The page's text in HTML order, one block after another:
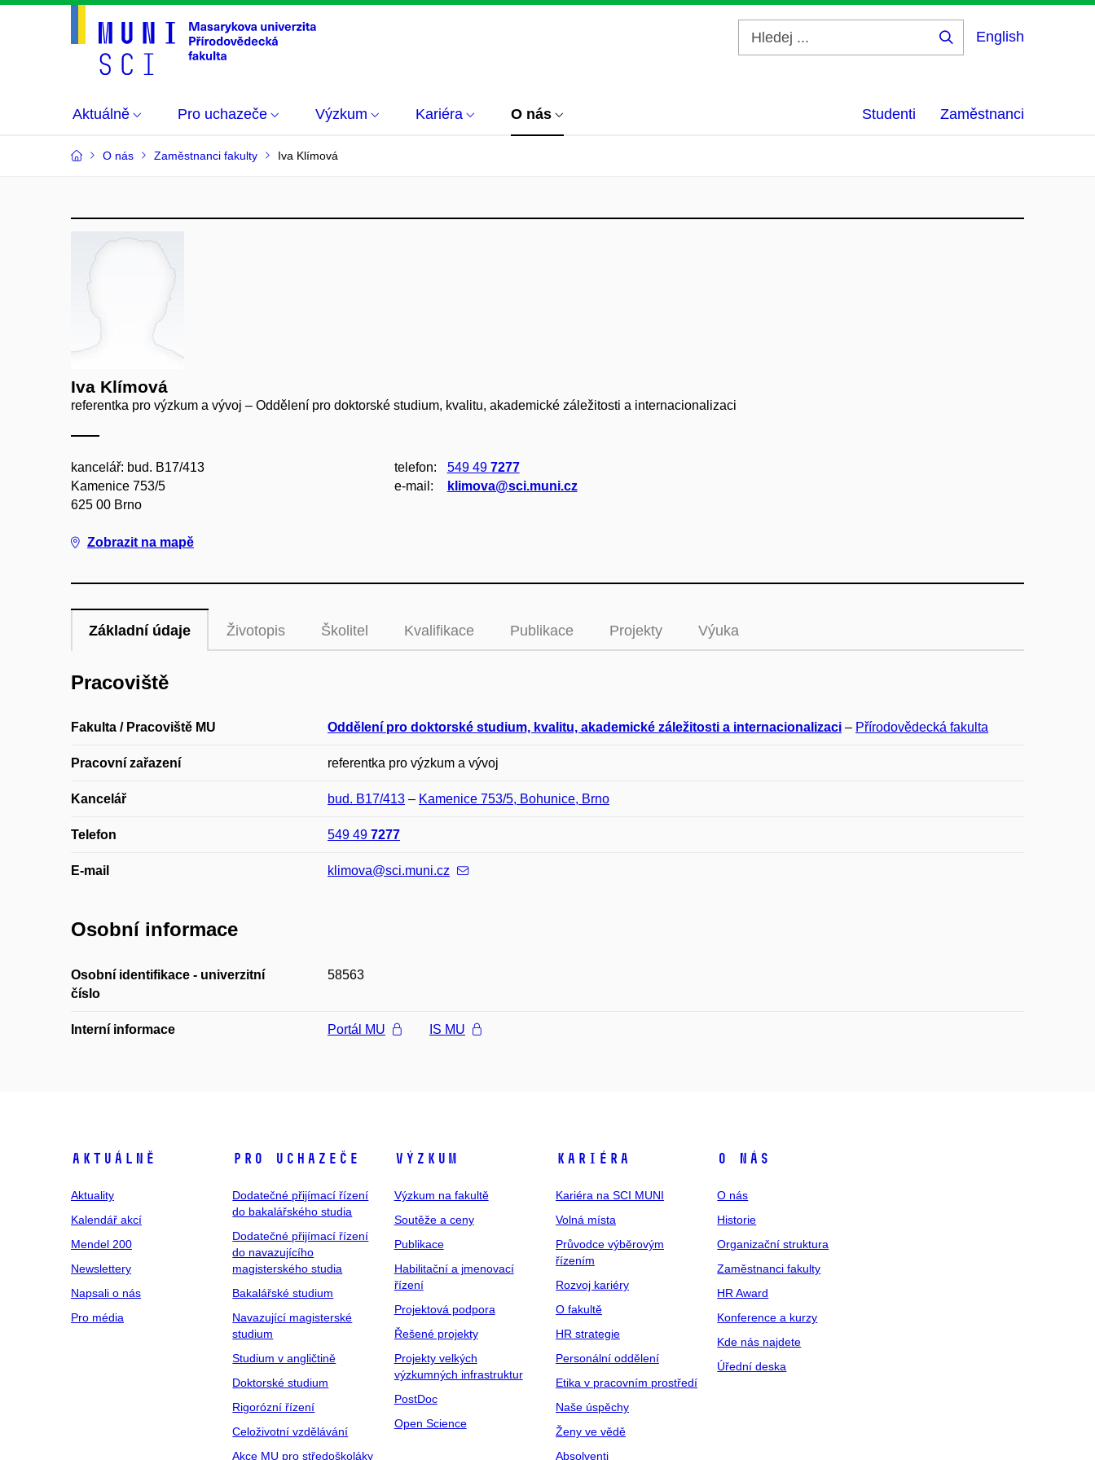
English
Aktuálně Pro uchazeče Výzkum Kariéra O nás Studenti Zaměstnanci
O nás Zaměstnanci fakulty Iva Klímová
Iva Klímová
referentka pro výzkum a vývoj – Oddělení pro doktorské studium, kvalitu, akademické záležitosti a internacionalizaci
kancelář: bud. B17/413
Kamenice 753/5
625 00 Brno
Zobrazit na mapě
telefon: 549 49 7277
e‑mail:
klimova@sci.muni.cz
Základní údaje Životopis Školitel Kvalifikace Publikace Projekty Výuka
Pracoviště
Fakulta / Pracoviště MU Oddělení pro doktorské studium, kvalitu, akademické záležitosti a internacionalizaci – Přírodovědecká fakulta
Pracovní zařazení referentka pro výzkum a vývoj
Kancelář bud. B17/413 – Kamenice 753/5, Bohunice, Brno
Telefon 549 49 7277
E-mail klimova@sci.muni.cz
Osobní informace
Osobní identifikace - univerzitní
číslo
58563
Interní informace Portál MU IS MU
Aktuálně
Aktuality
Kalendář akcí
Mendel 200
Newslettery
Napsali o nás
Pro média
Pro uchazeče
Dodatečné přijímací řízení
do bakalářského studia
Dodatečné přijímací řízení
do navazujícího
magisterského studia
Bakalářské studium
Navazující magisterské
studium
Studium v angličtině
Doktorské studium
Rigorózní řízení
Celoživotní vzdělávání
Akce MU pro středoškoláky
Výzkum
Výzkum na fakultě
Soutěže a ceny
Publikace
Habilitační a jmenovací
řízení
Projektová podpora
Řešené projekty
Projekty velkých
výzkumných infrastruktur
PostDoc
Open Science
Kariéra
Kariéra na SCI MUNI
Volná místa
Průvodce výběrovým
řízením
Rozvoj kariéry
O fakultě
HR strategie
Personální oddělení
Etika v pracovním prostředí
Naše úspěchy
Ženy ve vědě
Absolventi
O nás
O nás
Historie
Organizační struktura
Zaměstnanci fakulty
HR Award
Konference a kurzy
Kde nás najdete
Úřední deska